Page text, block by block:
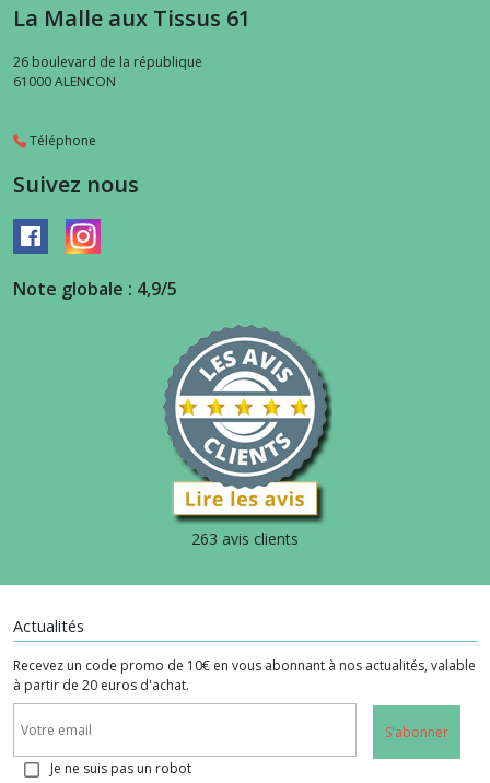
La Malle aux Tissus 61
26 boulevard de la république
61000ALENCON
Téléphone
Suivez nous
Note globale : 4,9/5
263 avis clients
Actualités
Recevez un code promo de 10€ en vous abonnant à nos actualités, valable
à partir de 20 euros d'achat.
S'abonner
Je ne suis pas un robot